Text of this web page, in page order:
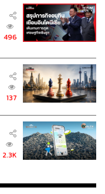
496
137
2.3K